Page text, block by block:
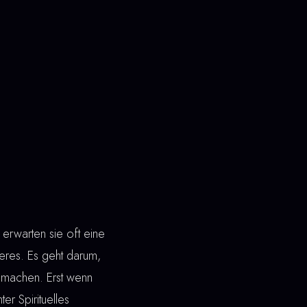
sie oft eine
Es geht darum,
Erst wenn
Spirituelles